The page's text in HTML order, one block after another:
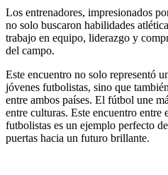
Los entrenadores, impresionados
no solo buscaron habilidades
trabajo en equipo, liderazgo y
del campo.
Este encuentro no solo representó
jóvenes futbolistas, sino que
entre ambos países. El fútbol une
entre culturas. Este encuentro entre
futbolistas es un ejemplo perfecto
puertas hacia un futuro brillante.